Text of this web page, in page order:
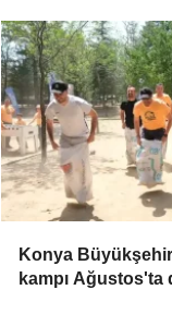
Konya
kampı Ağustos'ta